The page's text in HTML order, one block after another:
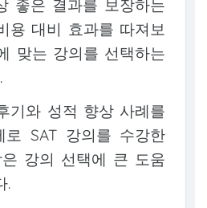
좋은 결과를 보장하는
용 대비 효과를 따져보
맞는 강의를 선택하는
기와 성적 향상 사례를
로 SAT 강의를 수강한
강의 선택에 큰 도움
.